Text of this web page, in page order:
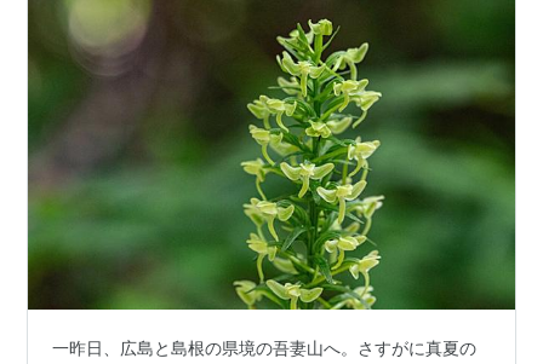
一昨日、広島と島根の県境の吾妻山へ。さすがに真夏の